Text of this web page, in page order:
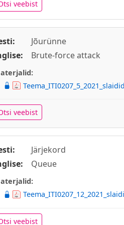
veebist
Jõurünne
Brute-force attack
veebist
Järjekord
Queue
veebist